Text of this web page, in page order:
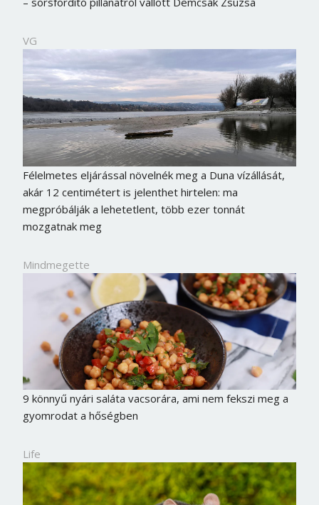
VG
Félelmetes eljárással növelnék meg a Duna vízállását,
akár 12 centimétert is jelenthet hirtelen: ma
megpróbálják a lehetetlent, több ezer tonnát
mozgatnak meg
Mindmegette
9 könnyű nyári saláta vacsorára, ami nem fekszi meg a
gyomrodat a hőségben
Life